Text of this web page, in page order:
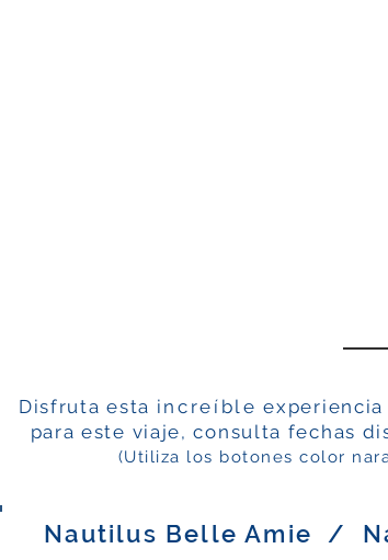
Disfruta esta increíble
para este viaje,consulta fechas
(Utiliza los botones color
Nautilus Belle Amie /